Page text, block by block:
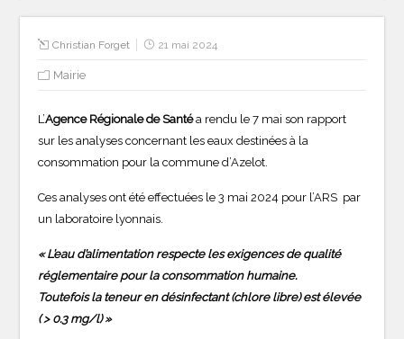
Christian Forget 21 mai 2024
Mairie
L’Agence Régionale de Santéa rendu le 7 mai son rapport
sur les analyses concernant les eaux destinées à la
consommation pour la commune d’Azelot.
Ces analyses ont été effectuées le 3 mai 2024 pour l’ARS par
un laboratoire lyonnais.
« L’eau d’alimentation respecte les exigences de qualité
réglementaire pour la consommation humaine.
Toutefois la teneur en désinfectant (chlore libre) est élevée
( > 0.3 mg/l) »